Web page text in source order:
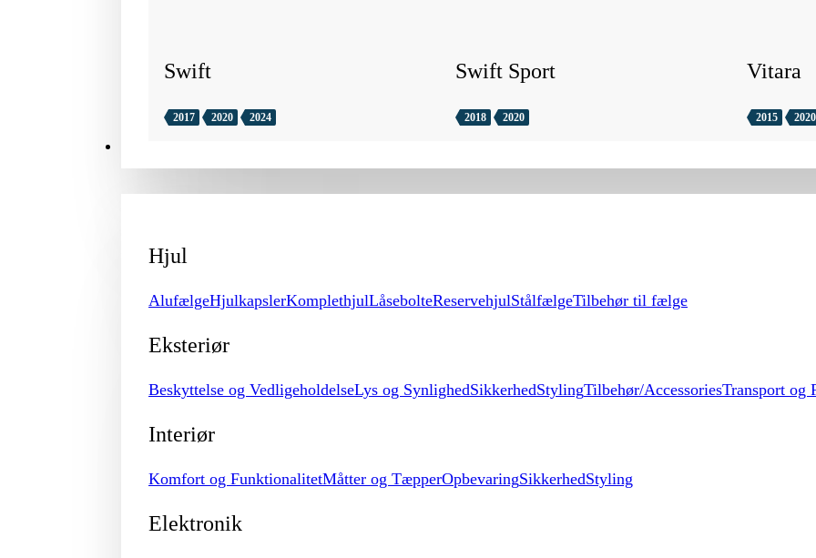
Swift
2017 2020 2024
Swift Sport
2018 2020
Vitara
2015 2020
Hjul
AlufælgeHjulkapslerKomplethjulLåsebolteReservehjulStålfælgeTilbehør til fælge
Eksteriør
Beskyttelse og VedligeholdelseLys og SynlighedSikkerhedStylingTilbehør/AccessoriesTransport og
Interiør
Komfort og FunktionalitetMåtter og TæpperOpbevaringSikkerhedStyling
Elektronik